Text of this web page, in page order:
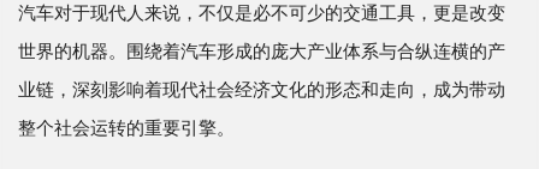
汽车对于现代人来说，不仅是必不可少的交通工具，更是改变
世界的机器。围绕着汽车形成的庞大产业体系与合纵连横的产
业链，深刻影响着现代社会经济文化的形态和走向，成为带动
整个社会运转的重要引擎。